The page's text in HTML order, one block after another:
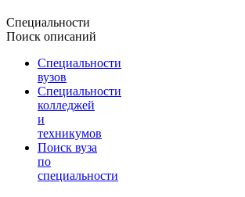
Специальности
Поиск описаний
Специальности
вузов
Специальности
колледжей
и
техникумов
Поиск вуза
по
специальности